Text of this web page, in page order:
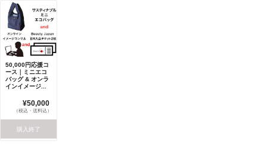
50,000円応援コ
ース｜ミニエコ
バッグ & オンラ
インイメージ...
¥50,000
（税込・送料込）
購入終了